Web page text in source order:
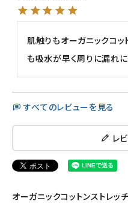
meeting_room ログイン person
肌触りもオーガニックコ
も吸水が早く周りに漏れ
すべてのレビューを見る
レ
オーガニックコットンストレ